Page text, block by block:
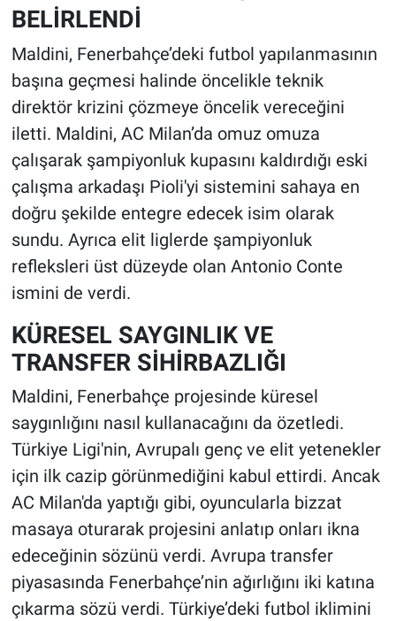
BELİRLENDİ
Maldini, Fenerbahçe’deki futbol yapılanmasının
başına geçmesi halinde öncelikle teknik
direktör krizini çözmeye öncelik vereceğini
iletti. Maldini, AC Milan’da omuz omuza
çalışarak şampiyonluk kupasını kaldırdığı eski
çalışma arkadaşı Pioli'yi sistemini sahaya en
doğru şekilde entegre edecek isim olarak
sundu. Ayrıca elit liglerde şampiyonluk
refleksleri üst düzeyde olan Antonio Conte
ismini de verdi.
KÜRESEL SAYGINLIK VE
TRANSFER SİHİRBAZLIĞI
Maldini, Fenerbahçe projesinde küresel
saygınlığını nasıl kullanacağını da özetledi.
Türkiye Ligi'nin, Avrupalı genç ve elit yetenekler
için ilk cazip görünmediğini kabul ettirdi. Ancak
AC Milan'da yaptığı gibi, oyuncularla bizzat
masaya oturarak projesini anlatıp onları ikna
edeceğinin sözünü verdi. Avrupa transfer
piyasasında Fenerbahçe’nin ağırlığını iki katına
çıkarma sözü verdi. Türkiye’deki futbol iklimini